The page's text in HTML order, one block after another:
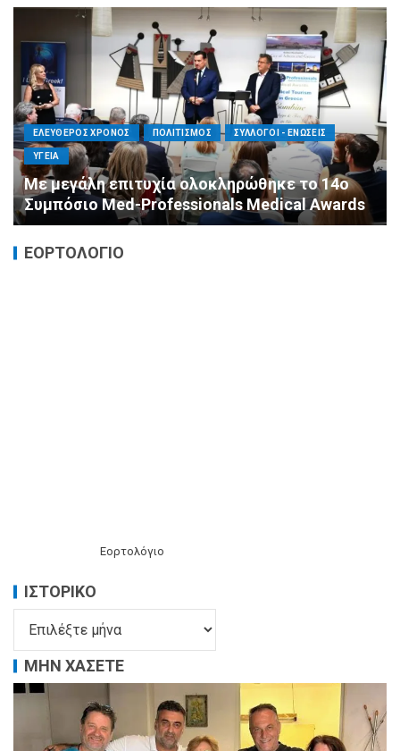
ΕΛΕΥΘΕΡΟΣ ΧΡΟΝΟΣ ΟΙΚΟΝΟΜΙΑ ΥΓΕΙΑ
Καταστροφικές δαπάνες υγείας και η
αντιμετώπισή τους
ΕΟΡΤΟΛΟΓΙΟ
Εορτολόγιο
ΙΣΤΟΡΙΚΌ
ΜΗΝ ΧΑΣΕΤΕ